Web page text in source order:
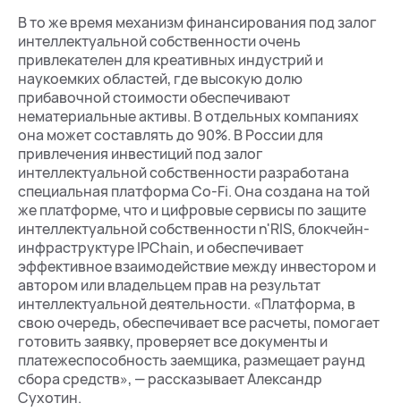
В то же время механизм финансирования под залог
интеллектуальной собственности очень
привлекателен для креативных индустрий и
наукоемких областей, где высокую долю
прибавочной стоимости обеспечивают
нематериальные активы. В отдельных компаниях
она может составлять до 90%. В России для
привлечения инвестиций под залог
интеллектуальной собственности разработана
специальная платформа Co-Fi. Она создана на той
же платформе, что и цифровые сервисы по защите
интеллектуальной собственности n'RIS, блокчейн-
инфраструктуре IPChain, и обеспечивает
эффективное взаимодействие между инвестором и
автором или владельцем прав на результат
интеллектуальной деятельности. «Платформа, в
свою очередь, обеспечивает все расчеты, помогает
готовить заявку, проверяет все документы и
платежеспособность заемщика, размещает раунд
сбора средств», — рассказывает Александр
Сухотин.